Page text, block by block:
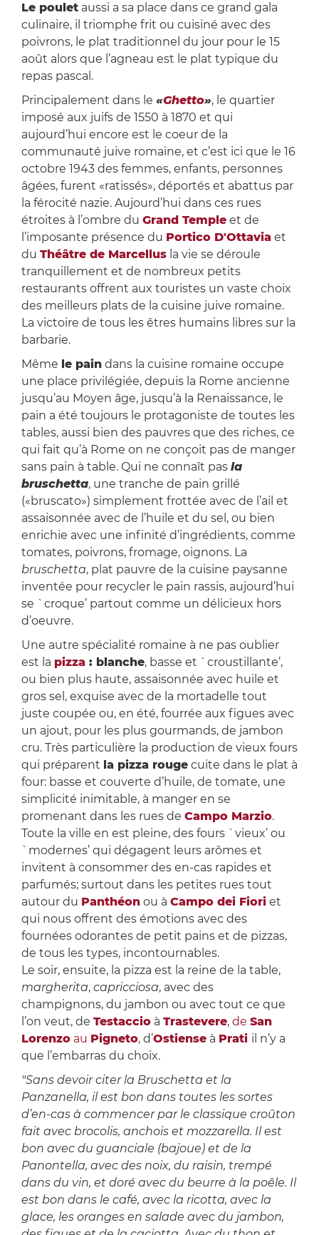
Le pouletaussi a sa place dans ce grand gala
culinaire, il triomphe frit ou cuisiné avec des
poivrons, le plat traditionnel du jour pour le 15
août alors que l’agneau est le plat typique du
repas pascal.
Principalement dans le «Ghetto», le quartier
imposé aux juifs de 1550 à 1870 et qui
aujourd’hui encore est le coeur de la
communauté juive romaine, et c’est ici que le 16
octobre 1943 des femmes, enfants, personnes
âgées, furent «ratissés», déportés et abattus par
la férocité nazie. Aujourd’hui dans ces rues
étroites à l’ombre du Grand Templeet de
l’imposante présence du Portico D'Ottaviaet
du Théâtre de Marcellusla vie se déroule
tranquillement et de nombreux petits
restaurants offrent aux touristes un vaste choix
des meilleurs plats de la cuisine juive romaine.
La victoire de tous les êtres humains libres sur la
barbarie.
Même le paindans la cuisine romaine occupe
une place privilégiée, depuis la Rome ancienne
jusqu’au Moyen âge, jusqu’à la Renaissance, le
pain a été toujours le protagoniste de toutes les
tables, aussi bien des pauvres que des riches, ce
qui fait qu’à Rome on ne conçoit pas de manger
sans pain à table. Qui ne connaît pas la
bruschetta, une tranche de pain grillé
(«bruscato») simplement frottée avec de l’ail et
assaisonnée avec de l’huile et du sel, ou bien
enrichie avec une infinité d’ingrédients, comme
tomates, poivrons, fromage, oignons. La
bruschetta, plat pauvre de la cuisine paysanne
inventée pour recycler le pain rassis, aujourd’hui
se `croque’ partout comme un délicieux hors
d’oeuvre.
Une autre spécialité romaine à ne pas oublier
est la pizza: blanche, basse et `croustillante’,
ou bien plus haute, assaisonnée avec huile et
gros sel, exquise avec de la mortadelle tout
juste coupée ou, en été, fourrée aux figues avec
un ajout, pour les plus gourmands, de jambon
cru. Très particulière la production de vieux fours
qui préparent la pizza rougecuite dans le plat à
four: basse et couverte d’huile, de tomate, une
simplicité inimitable, à manger en se
promenant dans les rues de Campo Marzio.
Toute la ville en est pleine, des fours `vieux’ ou
`modernes’ qui dégagent leurs arômes et
invitent à consommer des en-cas rapides et
parfumés; surtout dans les petites rues tout
autour du Panthéonou à Campo dei Fioriet
qui nous offrent des émotions avec des
fournées odorantes de petit pains et de pizzas,
de tous les types, incontournables.
Le soir, ensuite, la pizza est la reine de la table,
margherita, capricciosa, avec des
champignons, du jambon ou avec tout ce que
l’on veut, de Testaccioà Trastevere, de San
Lorenzoau Pigneto, d’Ostienseà Prati il n’y a
que l’embarras du choix.
"Sans devoir citer la Bruschetta et la
Panzanella, il est bon dans toutes les sortes
d’en-cas à commencer par le classique croûton
fait avec brocolis, anchois et mozzarella. Il est
bon avec du guanciale (bajoue) et de la
Panontella, avec des noix, du raisin, trempé
dans du vin, et doré avec du beurre à la poêle. Il
est bon dans le café, avec la ricotta, avec la
glace, les oranges en salade avec du jambon,